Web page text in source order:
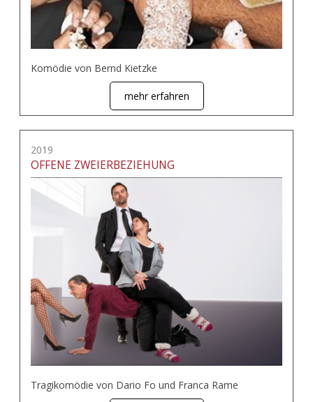
Komödie von Bernd Kietzke
mehr erfahren
2019
OFFENE ZWEIERBEZIEHUNG
Tragikomödie von Dario Fo und Franca Rame